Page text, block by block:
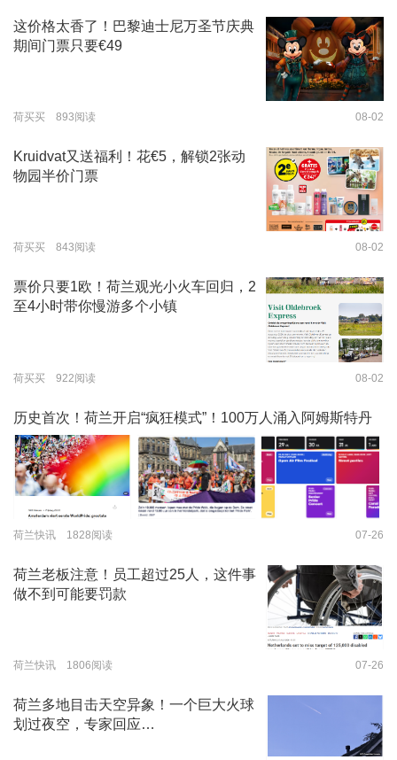
这价格太香了！巴黎迪士尼万圣节庆典
期间门票只要€49
荷买买 893阅读 08-02
Kruidvat又送福利！花€5，解锁2张动
物园半价门票
荷买买 843阅读 08-02
票价只要1欧！荷兰观光小火车回归，2
至4小时带你慢游多个小镇
荷买买 922阅读 08-02
历史首次！荷兰开启“疯狂模式”！100万人涌入阿姆斯特丹
荷兰快讯 1828阅读 07-26
荷兰老板注意！员工超过25人，这件事
做不到可能要罚款
荷兰快讯 1806阅读 07-26
荷兰多地目击天空异象！一个巨大火球
划过夜空，专家回应…